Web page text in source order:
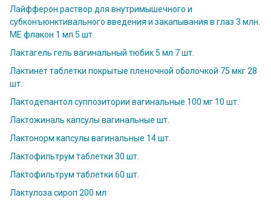
Лайфферон раствор для внутримышечного и
субконъюнктивального введения и закапывания в глаз 3 млн.
МЕ флакон 1 мл 5 шт.
Лактагель гель вагинальный тюбик 5 мл 7 шт.
Лактинет таблетки покрытые пленочной оболочкой 75 мкг 28
шт.
Лактодепантол суппозитории вагинальные 100 мг 10 шт.
Лактожиналь капсулы вагинальные шт.
Лактонорм капсулы вагинальные 14 шт.
Лактофильтрум таблетки 30 шт.
Лактофильтрум таблетки 60 шт.
Лактулоза сироп 200 мл